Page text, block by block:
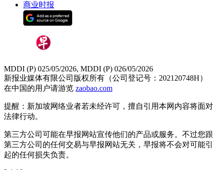
商业时报
MDDI (P) 025/05/2026, MDDI (P) 026/05/2026
新报业媒体有限公司版权所有（公司登记号：202120748H）
在中国的用户请游览 zaobao.com
提醒：新加坡网络业者若未经许可，擅自引用本网内容将面对
法律行动。
第三方公司可能在早报网站宣传他们的产品或服务。不过您跟
第三方公司的任何交易与早报网站无关，早报将不会对可能引
起的任何损失负责。